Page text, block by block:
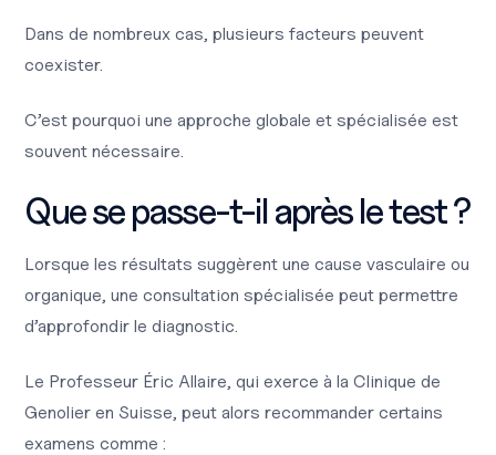
Dans de nombreux cas, plusieurs facteurs peuvent
coexister.
C’est pourquoi une approche globale et spécialisée est
souvent nécessaire.
Que se passe-t-il après le test ?
Lorsque les résultats suggèrent une cause vasculaire ou
organique, une consultation spécialisée peut permettre
d’approfondir le diagnostic.
Le Professeur Éric Allaire, qui exerce à la Clinique de
Genolier en Suisse, peut alors recommander certains
examens comme :